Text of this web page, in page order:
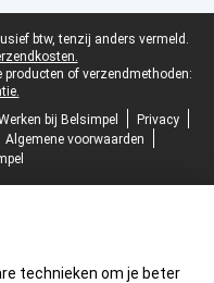
btw, tenzij anders vermeld.
producten of verzendmethoden:
bij Belsimpel
Privacy
Algemene voorwaarden
technieken om je beter